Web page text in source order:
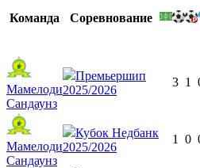
Команда Соревнование
Мамелоди
Сандаунз
Премьершип
2025/2026
3 1
Мамелоди
Сандаунз
Кубок Недбанк
2025/2026
1 0